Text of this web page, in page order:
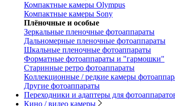
Компактные камеры Olympus
Компактные камеры Sony
Плёночные и особые
Зеркальные пленочные фотоаппараты
Дальномерные пленочные фотоаппараты
Шкальные пленочные фотоаппараты
Форматные фотоаппараты и "гармошки"
Старинные ретро фотоаппараты
Коллекционные / редкие камеры
Другие фотоаппараты
Переходники и адаптеры для
Кино / видео камеры